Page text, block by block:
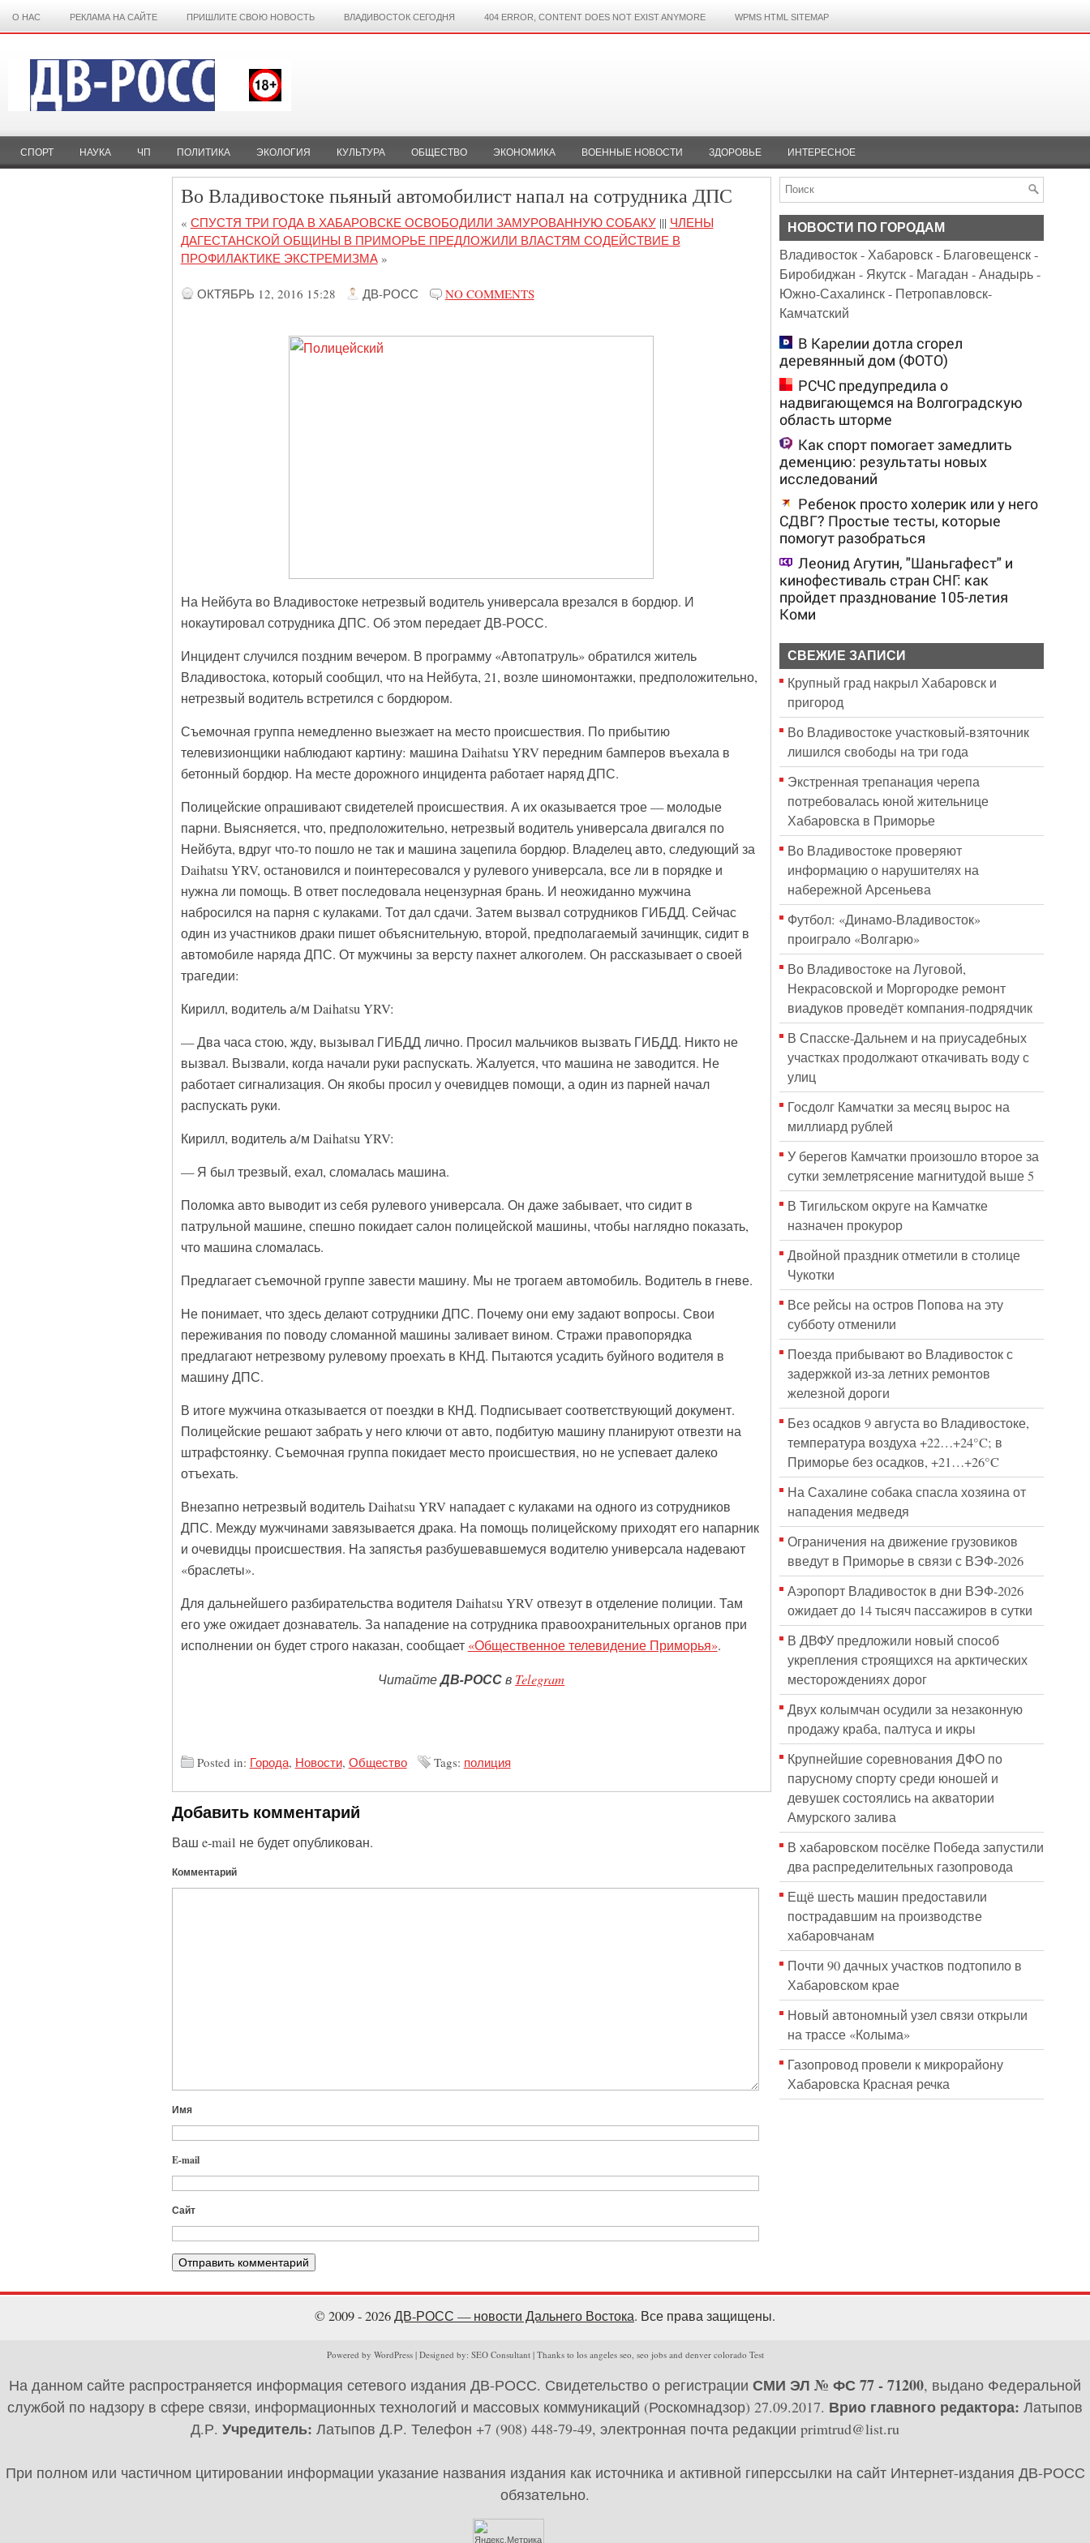
О НАС РЕКЛАМА НА САЙТЕ ПРИШЛИТЕ СВОЮ НОВОСТЬ ВЛАДИВОСТОК СЕГОДНЯ 404 ERROR, CONTENT DOES NOT EXIST ANYMORE WPMS HTML SITEMAP
СПОРТ НАУКА ЧП ПОЛИТИКА ЭКОЛОГИЯ КУЛЬТУРА ОБЩЕСТВО ЭКОНОМИКА ВОЕННЫЕ НОВОСТИ ЗДОРОВЬЕ ИНТЕРЕСНОЕ
Во Владивостоке пьяный автомобилист напал на сотрудника ДПС
« СПУСТЯ ТРИ ГОДА В ХАБАРОВСКЕ ОСВОБОДИЛИ ЗАМУРОВАННУЮ СОБАКУ||| ЧЛЕНЫ
ДАГЕСТАНСКОЙ ОБЩИНЫ В ПРИМОРЬЕ ПРЕДЛОЖИЛИ ВЛАСТЯМ СОДЕЙСТВИЕ В
ПРОФИЛАКТИКЕ ЭКСТРЕМИЗМА»
ОКТЯБРЬ 12, 2016 15:28 ДВ-РОСС NO COMMENTS
На Нейбута во Владивостоке нетрезвый водитель универсала врезался в бордюр. И
нокаутировал сотрудника ДПС. Об этом передает ДВ-РОСС.
Инцидент случился поздним вечером. В программу «Автопатруль» обратился житель
Владивостока, который сообщил, что на Нейбута, 21, возле шиномонтажки, предположительно,
нетрезвый водитель встретился с бордюром.
Съемочная группа немедленно выезжает на место происшествия. По прибытию
телевизионщики наблюдают картину: машина Daihatsu YRV передним бамперов въехала в
бетонный бордюр. На месте дорожного инцидента работает наряд ДПС.
Полицейские опрашивают свидетелей происшествия. А их оказывается трое — молодые
парни. Выясняется, что, предположительно, нетрезвый водитель универсала двигался по
Нейбута, вдруг что-то пошло не так и машина зацепила бордюр. Владелец авто, следующий за
Daihatsu YRV, остановился и поинтересовался у рулевого универсала, все ли в порядке и
нужна ли помощь. В ответ последовала нецензурная брань. И неожиданно мужчина
набросился на парня с кулаками. Тот дал сдачи. Затем вызвал сотрудников ГИБДД. Сейчас
один из участников драки пишет объяснительную, второй, предполагаемый зачинщик, сидит в
автомобиле наряда ДПС. От мужчины за версту пахнет алкоголем. Он рассказывает о своей
трагедии:
Кирилл, водитель а/м Daihatsu YRV:
— Два часа стою, жду, вызывал ГИБДД лично. Просил мальчиков вызвать ГИБДД. Никто не
вызвал. Вызвали, когда начали руки распускать. Жалуется, что машина не заводится. Не
работает сигнализация. Он якобы просил у очевидцев помощи, а один из парней начал
распускать руки.
Кирилл, водитель а/м Daihatsu YRV:
— Я был трезвый, ехал, сломалась машина.
Поломка авто выводит из себя рулевого универсала. Он даже забывает, что сидит в
патрульной машине, спешно покидает салон полицейской машины, чтобы наглядно показать,
что машина сломалась.
Предлагает съемочной группе завести машину. Мы не трогаем автомобиль. Водитель в гневе.
Не понимает, что здесь делают сотрудники ДПС. Почему они ему задают вопросы. Свои
переживания по поводу сломанной машины заливает вином. Стражи правопорядка
предлагают нетрезвому рулевому проехать в КНД. Пытаются усадить буйного водителя в
машину ДПС.
В итоге мужчина отказывается от поездки в КНД. Подписывает соответствующий документ.
Полицейские решают забрать у него ключи от авто, подбитую машину планируют отвезти на
штрафстоянку. Съемочная группа покидает место происшествия, но не успевает далеко
отъехать.
Внезапно нетрезвый водитель Daihatsu YRV нападает с кулаками на одного из сотрудников
ДПС. Между мужчинами завязывается драка. На помощь полицейскому приходят его напарник
и очевидцы происшествия. На запястья разбушевавшемуся водителю универсала надевают
«браслеты».
Для дальнейшего разбирательства водителя Daihatsu YRV отвезут в отделение полиции. Там
его уже ожидает дознаватель. За нападение на сотрудника правоохранительных органов при
исполнении он будет строго наказан, сообщает «Общественное телевидение Приморья».
ЧитайтеДВ-РОССв Telegram
Posted in: Города, Новости, Общество Tags: полиция
Добавить комментарий
Ваш e-mail не будет опубликован.
Комментарий
Имя
E-mail
Сайт
НОВОСТИ ПО ГОРОДАМ
Владивосток-Хабаровск- Благовещенск-
Биробиджан - Якутск- Магадан -Анадырь-
Южно-Сахалинск- Петропавловск-
Камчатский
В Карелии дотла сгорел
деревянный дом (ФОТО)
РСЧС предупредила о
надвигающемся на Волгоградскую
область шторме
Как спорт помогает замедлить
деменцию: результаты новых
исследований
Ребенок просто холерик или у него
СДВГ? Простые тесты, которые
помогут разобраться
Леонид Агутин, "Шаньгафест" и
кинофестиваль стран СНГ: как
пройдет празднование 105-летия
Коми
СВЕЖИЕ ЗАПИСИ
Крупный град накрыл Хабаровск и
пригород
Во Владивостоке участковый-взяточник
лишился свободы на три года
Экстренная трепанация черепа
потребовалась юной жительнице
Хабаровска в Приморье
Во Владивостоке проверяют
информацию о нарушителях на
набережной Арсеньева
Футбол: «Динамо-Владивосток»
проиграло «Волгарю»
Во Владивостоке на Луговой,
Некрасовской и Моргородке ремонт
виадуков проведёт компания-подрядчик
В Спасске-Дальнем и на приусадебных
участках продолжают откачивать воду с
улиц
Госдолг Камчатки за месяц вырос на
миллиард рублей
У берегов Камчатки произошло второе за
сутки землетрясение магнитудой выше 5
В Тигильском округе на Камчатке
назначен прокурор
Двойной праздник отметили в столице
Чукотки
Все рейсы на остров Попова на эту
субботу отменили
Поезда прибывают во Владивосток с
задержкой из-за летних ремонтов
железной дороги
Без осадков 9 августа во Владивостоке,
температура воздуха +22…+24°C; в
Приморье без осадков, +21…+26°C
На Сахалине собака спасла хозяина от
нападения медведя
Ограничения на движение грузовиков
введут в Приморье в связи с ВЭФ-2026
Аэропорт Владивосток в дни ВЭФ-2026
ожидает до 14 тысяч пассажиров в сутки
В ДВФУ предложили новый способ
укрепления строящихся на арктических
месторождениях дорог
Двух колымчан осудили за незаконную
продажу краба, палтуса и икры
Крупнейшие соревнования ДФО по
парусному спорту среди юношей и
девушек состоялись на акватории
Амурского залива
В хабаровском посёлке Победа запустили
два распределительных газопровода
Ещё шесть машин предоставили
пострадавшим на производстве
хабаровчанам
Почти 90 дачных участков подтопило в
Хабаровском крае
Новый автономный узел связи открыли
на трассе «Колыма»
Газопровод провели к микрорайону
Хабаровска Красная речка
© 2009 - 2026ДВ-РОСС — новости Дальнего Востока. Все права защищены.
Powered by WordPress | Designed by: SEO Consultant | Thanks to los angeles seo, seo jobs and denver colorado Test
На данном сайте распространяется информация сетевого издания ДВ-РОСС. Свидетельство о регистрации СМИ ЭЛ № ФС 77 - 71200, выдано Федеральной
службой по надзору в сфере связи, информационных технологий и массовых коммуникаций (Роскомнадзор) 27.09.2017. Врио главного редактора: Латыпов
Д.Р. Учредитель: Латыпов Д.Р. Телефон +7 (908) 448-79-49, электронная почта редакции primtrud@list.ru
При полном или частичном цитировании информации указание названия издания как источника и активной гиперссылки на сайт Интернет-издания ДВ-РОСС
обязательно.